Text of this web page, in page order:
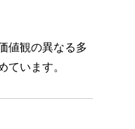
値観の異なる多
います。